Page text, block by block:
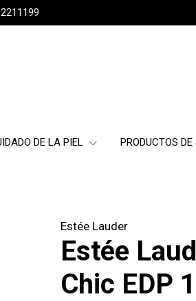
DE LA PIEL PRODUCTOS DE
Estée Lauder
Estée
Chic EDP